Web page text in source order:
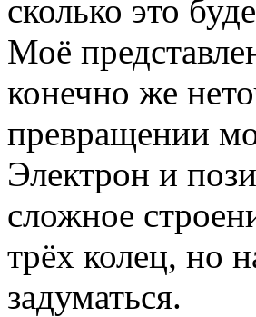
сколько это
Моё
конечно же
превращении
Электрон и
сложное
трёх колец, но
задуматься.